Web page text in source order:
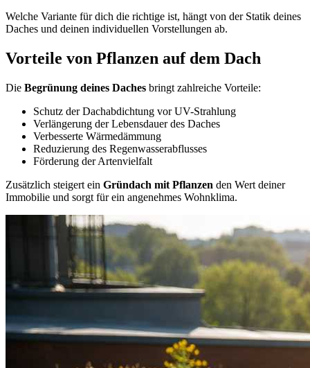
Welche Variante für dich die richtige ist, hängt von der Statik deines
Daches und deinen individuellen Vorstellungen ab.
Vorteile von Pflanzen auf dem Dach
Die Begrünung deines Daches bringt zahlreiche Vorteile:
Schutz der Dachabdichtung vor UV-Strahlung
Verlängerung der Lebensdauer des Daches
Verbesserte Wärmedämmung
Reduzierung des Regenwasserabflusses
Förderung der Artenvielfalt
Zusätzlich steigert ein Gründach mit Pflanzen den Wert deiner
Immobilie und sorgt für ein angenehmes Wohnklima.